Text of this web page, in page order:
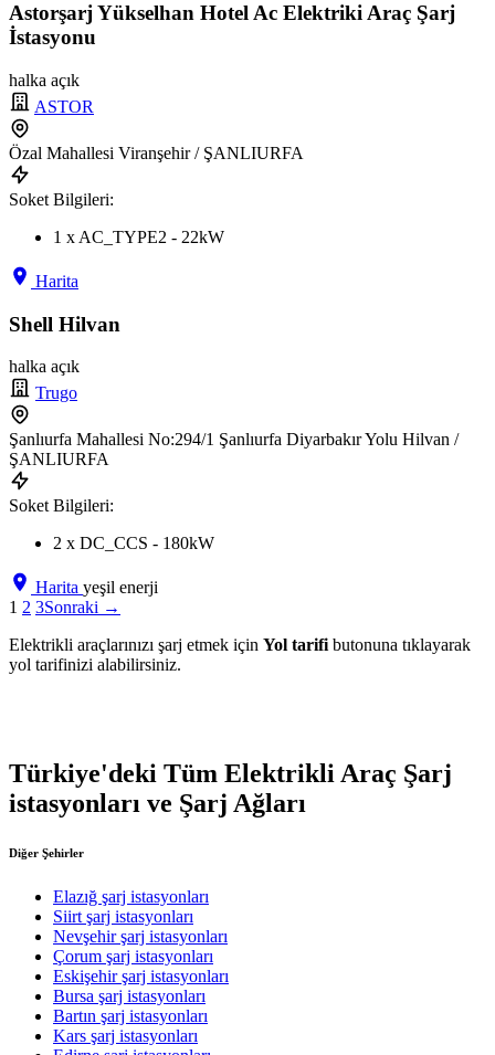
Astorşarj Yükselhan Hotel Ac Elektriki Araç Şarj
İstasyonu
halka açık
ASTOR
Özal Mahallesi Viranşehir / ŞANLIURFA
Soket Bilgileri:
1 x AC_TYPE2 - 22kW
Harita
Shell Hilvan
halka açık
Trugo
Şanlıurfa Mahallesi No:294/1 Şanlıurfa Diyarbakır Yolu Hilvan /
ŞANLIURFA
Soket Bilgileri:
2 x DC_CCS - 180kW
Harita yeşil enerji
1 2 3Sonraki →
Elektrikli araçlarınızı şarj etmek için Yol tarifibutonuna tıklayarak
yol tarifinizi alabilirsiniz.
Türkiye'deki Tüm Elektrikli Araç Şarj
istasyonları ve Şarj Ağları
Diğer Şehirler
Elazığ şarj istasyonları
Siirt şarj istasyonları
Nevşehir şarj istasyonları
Çorum şarj istasyonları
Eskişehir şarj istasyonları
Bursa şarj istasyonları
Bartın şarj istasyonları
Kars şarj istasyonları